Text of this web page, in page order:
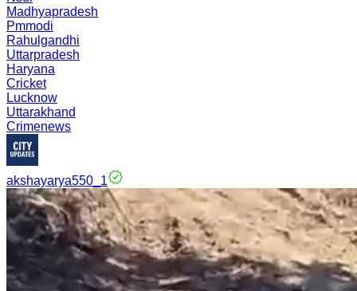
Madhyapradesh
Pmmodi
Rahulgandhi
Uttarpradesh
Haryana
Cricket
Lucknow
Uttarakhand
Crimenews
akshayarya550_1